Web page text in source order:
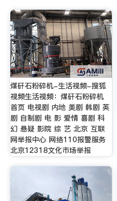
煤矸石粉碎机-生活视频-搜狐
视频生活视频：煤矸石粉碎机
首页 电视剧 内地 美剧 韩剧 英
剧 自制剧 电 影 爱情 喜剧 科
幻 悬疑 影院 综 艺 北京 互联
网举报中心 网络110报警服务
北京12318文化市场举报